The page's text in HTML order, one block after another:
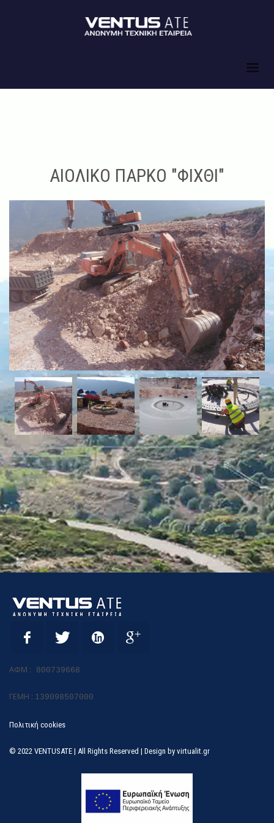
ΑΙΟΛΙΚΟ ΠΑΡΚΟ "ΦΙΧΘΙ"
ΑΦΜ : 800739668
ΓΕΜΗ : 139098507000
Πολιτική cookies
© 2022 VENTUSATE | All Rights Reserved | Design by virtualit.gr